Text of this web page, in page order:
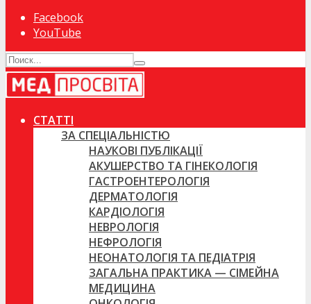
Facebook
YouTube
СТАТТІ
ЗА СПЕЦІАЛЬНІСТЮ
НАУКОВІ ПУБЛІКАЦІЇ
АКУШЕРСТВО ТА ГІНЕКОЛОГІЯ
ГАСТРОЕНТЕРОЛОГІЯ
ДЕРМАТОЛОГІЯ
КАРДІОЛОГІЯ
НЕВРОЛОГІЯ
НЕФРОЛОГІЯ
НЕОНАТОЛОГІЯ ТА ПЕДІАТРІЯ
ЗАГАЛЬНА ПРАКТИКА — СІМЕЙНА
МЕДИЦИНА